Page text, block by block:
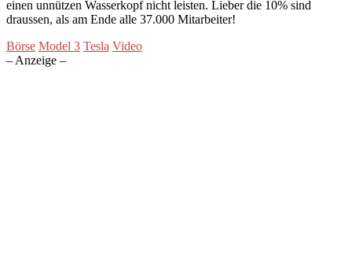
einen unnützen Wasserkopf nicht leisten. Lieber die 10% sind
draussen, als am Ende alle 37.000 Mitarbeiter!
Börse Model 3 Tesla Video
– Anzeige –